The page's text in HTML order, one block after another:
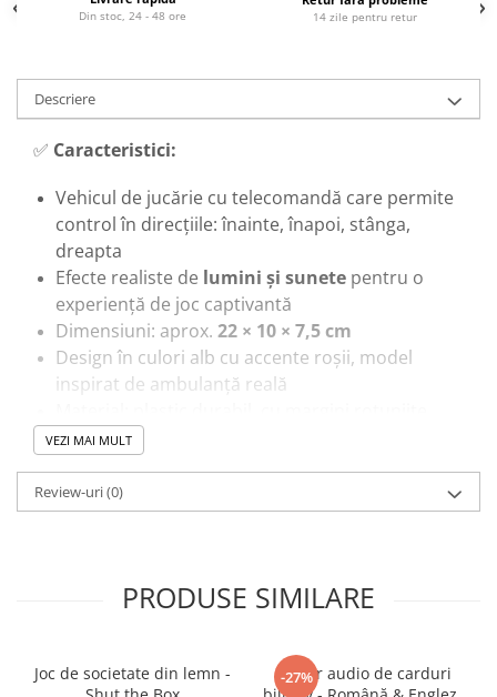
Puzzle & Jocuri de Logica
Jucarii din Lemn Natural
Invatare prin Joaca
Jucarii pentru Dezvoltare
Din stoc, 24 - 48 ore 14 zile pentru retur
Descriere
✅ Caracteristici:
Vehicul de jucărie cu telecomandă care permite
control în direcțiile: înainte, înapoi, stânga,
dreapta
Efecte realiste de lumini și sunete pentru o
experiență de joc captivantă
Dimensiuni: aprox. 22 × 10 × 7,5 cm
Design în culori alb cu accente roșii, model
inspirat de ambulanță reală
pentru siguranță
Funcționează pe baterii (nu sunt incluse)
🎓Beneficii educaționale și recreative:
misiuni de salvare și intervenție
Stimulează coordonarea mână–ochi și
telecomenzii
Dezvolta simțul responsabilității și empatia prin
VEZI MAI MULT
Review-uri(0)
PRODUSE SIMILARE
Joc de societate din lemn -
-27%
Cititor audio de carduri